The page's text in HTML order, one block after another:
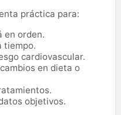
práctica para:
en orden.
tiempo.
cardiovascular.
en dieta o
objetivos.